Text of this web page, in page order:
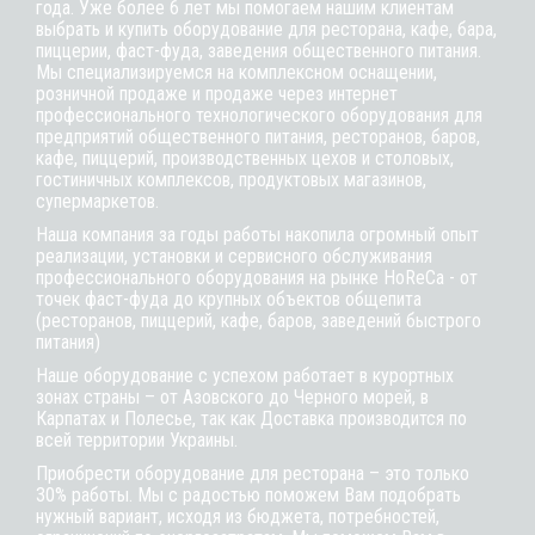
года. Уже более 6 лет мы помогаем нашим клиентам
выбрать и купить оборудование для ресторана, кафе, бара,
пиццерии, фаст-фуда, заведения общественного питания.
Мы специализируемся на комплексном оснащении,
розничной продаже и продаже через интернет
профессионального технологического оборудования для
предприятий общественного питания, ресторанов, баров,
кафе, пиццерий, производственных цехов и столовых,
гостиничных комплексов, продуктовых магазинов,
супермаркетов.
Наша компания за годы работы накопила огромный опыт
реализации, установки и сервисного обслуживания
профессионального оборудования на рынке HoReCa - от
точек фаст-фуда до крупных объектов общепита
(ресторанов, пиццерий, кафе, баров, заведений быстрого
питания)
Наше оборудование с успехом работает в курортных
зонах страны – от Азовского до Черного морей, в
Карпатах и Полесье, так как Доставка производится по
всей территории Украины.
Приобрести оборудование для ресторана – это только
30% работы. Мы с радостью поможем Вам подобрать
нужный вариант, исходя из бюджета, потребностей,